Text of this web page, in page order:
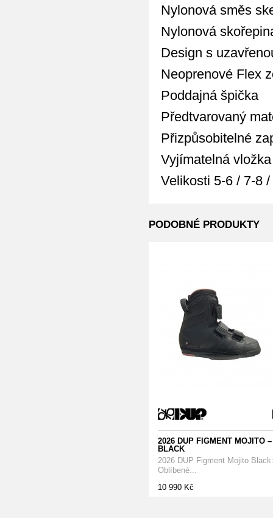
Nylonová směs
Nylonová
Design s
Neoprenové Flex
Poddajná špička
Předtvarovaný
Přizpůsobitelné
Vyjímatelná vložka
Velikosti 5-6 / 7-8
PODOBNÉ PRODUKTY
2026 DUP FIGMENT MOJITO –
BLACK
2026 DUP Figment Mojito Black:
Oblíbené...
10 990 Kč